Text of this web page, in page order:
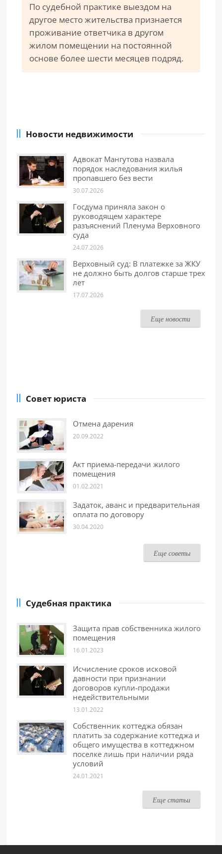
По судебной практике выездом на
другое место жительства признается
проживание ответчика в другом
жилом помещении на постоянной
основе более шести месяцев подряд.
Новости недвижимости
Адвокат Мангутова назвала
порядок наследования жилья
пропавшего без вести
30.07.2026
Госдума приняла закон о
руководящем характере
разъяснений Пленума Верховного
суда
24.07.2026
Верховный суд: В платежке за ЖКУ
не должно быть долгов старше трех
лет
17.07.2026
Еще новости
Совет юриста
Отмена дарения
20.09.2022
Акт приема-передачи жилого
помещения
01.02.2021
Задаток, аванс и предварительная
оплата по договору
30.04.2020
Еще советы
Судебная практика
Защита прав собственника жилого
помещения
16.01.2023
Исчисление сроков исковой
давности при признании
договоров купли-продажи
недействительными
13.01.2022
Собственник коттеджа обязан
платить за содержание коттеджа и
общего имущества в коттеджном
поселке лишь при наличии ряда
условий
24.01.2021
Еще статьи